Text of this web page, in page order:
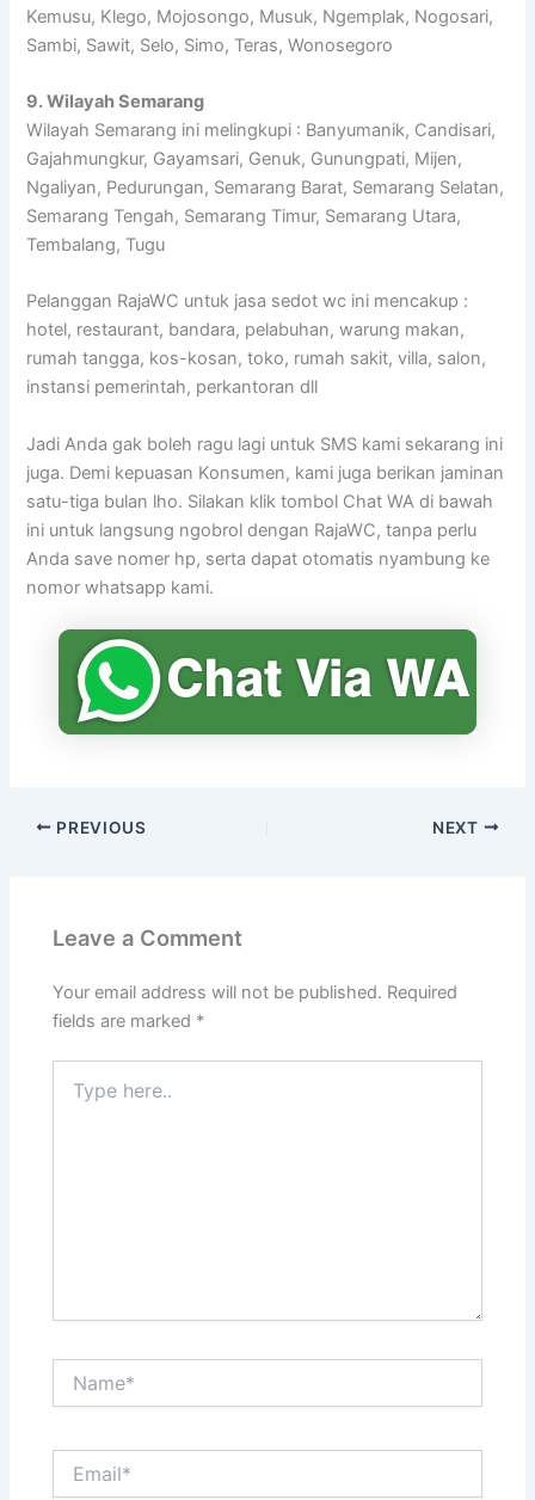
Kemusu, Klego, Mojosongo, Musuk, Ngemplak, Nogosari,
Sambi, Sawit, Selo, Simo, Teras, Wonosegoro
9. Wilayah Semarang
Wilayah Semarang ini melingkupi : Banyumanik, Candisari,
Gajahmungkur, Gayamsari, Genuk, Gunungpati, Mijen,
Ngaliyan, Pedurungan, Semarang Barat, Semarang Selatan,
Semarang Tengah, Semarang Timur, Semarang Utara,
Tembalang, Tugu
Pelanggan RajaWC untuk jasa sedot wc ini mencakup :
hotel, restaurant, bandara, pelabuhan, warung makan,
rumah tangga, kos-kosan, toko, rumah sakit, villa, salon,
instansi pemerintah, perkantoran dll
Jadi Anda gak boleh ragu lagi untuk SMS kami sekarang ini
juga. Demi kepuasan Konsumen, kami juga berikan jaminan
satu-tiga bulan lho. Silakan klik tombol Chat WA di bawah
ini untuk langsung ngobrol dengan RajaWC, tanpa perlu
Anda save nomer hp, serta dapat otomatis nyambung ke
nomor whatsapp kami.
PREVIOUS NEXT
Leave a Comment
Your email address will not be published. Required
fields are marked *
here..